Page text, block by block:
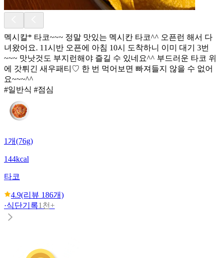
멕시칼* 타코~~~ 정말 맛있는 멕시칸 타코^^ 오픈런 해서 다
녀왔어요. 11시반 오픈에 아침 10시 도착하니 이미 대기 3번
~~~ 맛낫것도 부지런해야 즐길 수 있네요^^ 부드러운 타코 위
에 갓튀긴 새우패티♡ 한 번 먹어보면 빠져들지 않을 수 없어
요~~~^^
#일반식 #점심
1개(76g)
144kcal
타코
4.9(리뷰 186개)
·식단기록1천+